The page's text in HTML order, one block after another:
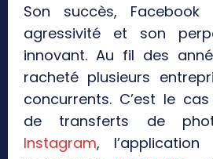
Son succès,
agressivité et son
innovant. Au fil des
racheté plusieurs
concurrents. C’est le
de transferts de
Instagram, l’application